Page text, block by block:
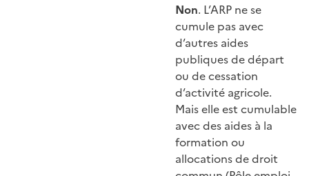
Non. L’ARP ne se
cumule pas avec
d’autres aides
publiques de départ
ou de cessation
d’activité agricole.
Mais elle est cumulable
avec des aides à la
formation ou
allocations de droit